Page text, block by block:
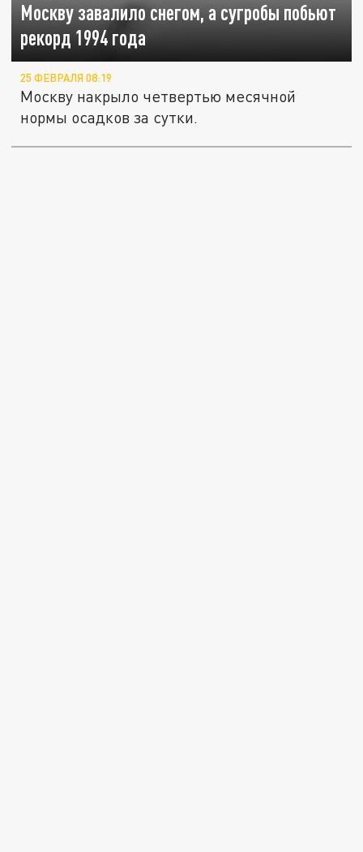
Москву завалило снегом, а сугробы побьют
рекорд 1994 года
25 ФЕВРАЛЯ 08:19
Москву накрыло четвертью месячной
нормы осадков за сутки.